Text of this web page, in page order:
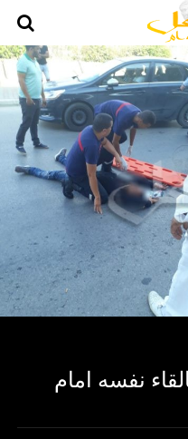
نفسه امام